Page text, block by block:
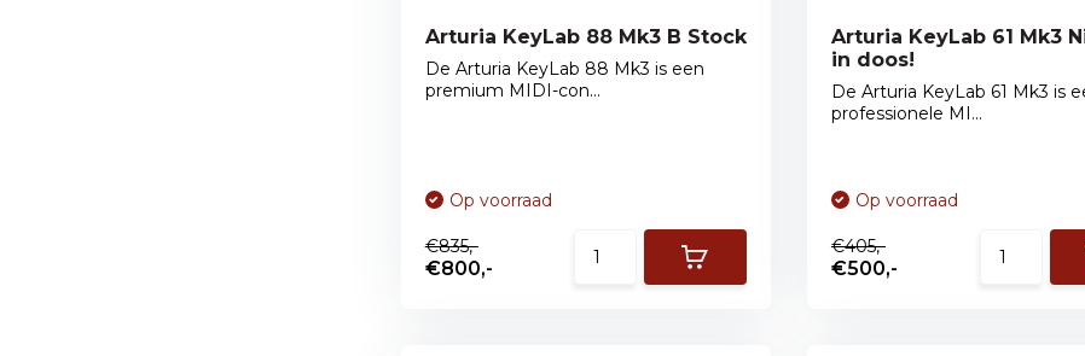
Arturia KeyLab 88 Mk3 B Stock
De Arturia KeyLab 88 Mk3 is een
premium MIDI-con...
Op voorraad
€835,-
€800,-
Arturia KeyLab 61 Mk3
in doos!
De Arturia KeyLab 61 Mk3 is
professionele MI...
Op voorraad
€405,-
€500,-